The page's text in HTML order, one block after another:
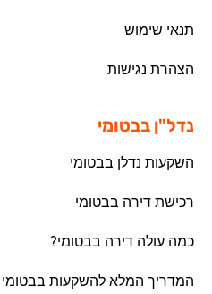
תנאי שימוש
הצהרת נגישות
נדל"ן בבטומי
השקעות נדלן בבטומי
רכישת דירה בבטומי
כמה עולה דירה בבטומי?
המדריך המלא להשקעות בבטומי